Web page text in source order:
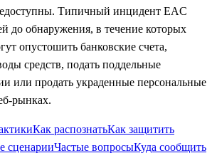
Типичный инцидент EAC
до обнаружения, в течение которых
опустошить банковские счета,
средств, подать поддельные
или продать украденные персональные
рынках.
Как распознатьКак защитить
сценарииЧастые вопросыКуда сообщить